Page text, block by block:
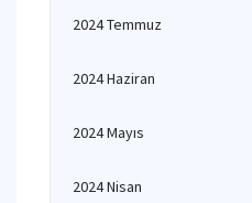
2024 Temmuz
2024 Haziran
2024 Mayıs
2024 Nisan